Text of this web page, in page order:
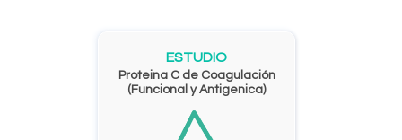
ESTUDIO
Proteina C de Coagulación
(Funcional y Antigenica)